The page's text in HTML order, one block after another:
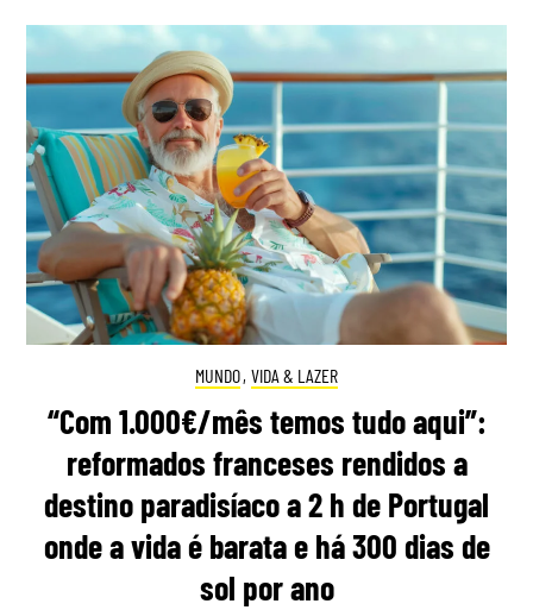
MUNDO, VIDA & LAZER
“Com 1.000€/mês temos tudo aqui”:
reformados franceses rendidos a
destino paradisíaco a 2 h de Portugal
onde a vida é barata e há 300 dias de
sol por ano